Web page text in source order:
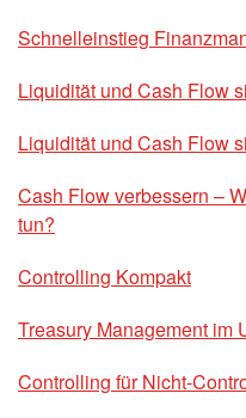
Schnelleinstieg
Liquidität und Cash Flow
Liquidität und Cash Flow
Cash Flow verbessern –
tun?
Controlling Kompakt
Treasury Management im
Controlling für Nicht-